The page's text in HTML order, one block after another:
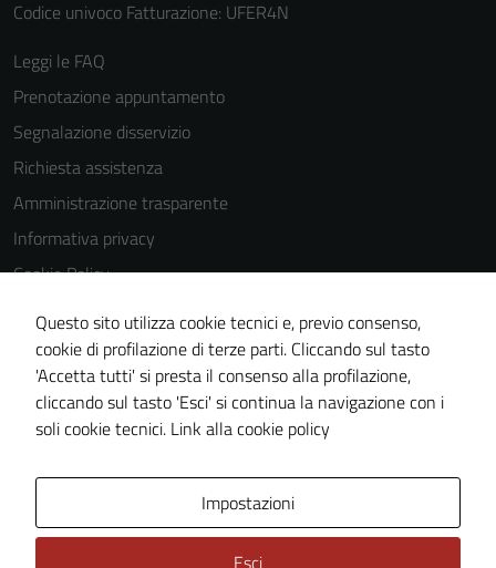
Codice univoco Fatturazione: UFER4N
Leggi le FAQ
Prenotazione appuntamento
Segnalazione disservizio
Richiesta assistenza
Amministrazione trasparente
Informativa privacy
Cookie Policy
Note legali
Dichiarazione di accessibilità
Obiettivi di accessibilità
Piano di miglioramento del sito
Questo sito utilizza cookie tecnici e, previo consenso,
cookie di profilazione di terze parti. Cliccando sul tasto
'Accetta tutti' si presta il consenso alla profilazione,
cliccando sul tasto 'Esci' si continua la navigazione con i
soli cookie tecnici. Link alla cookie policy
Impostazioni
Esci